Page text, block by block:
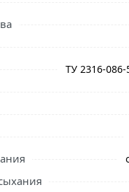
о товаре, чтобы
ТУ 2316-086-